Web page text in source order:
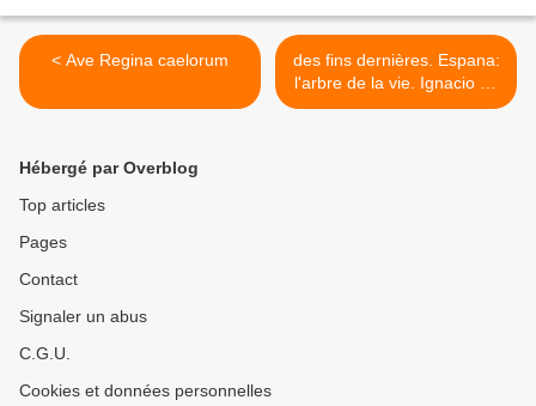
< Ave Regina caelorum
des fins dernières. Espana:
l'arbre de la vie. Ignacio de
Ries >
Hébergé par Overblog
Top articles
Pages
Contact
Signaler un abus
C.G.U.
Cookies et données personnelles